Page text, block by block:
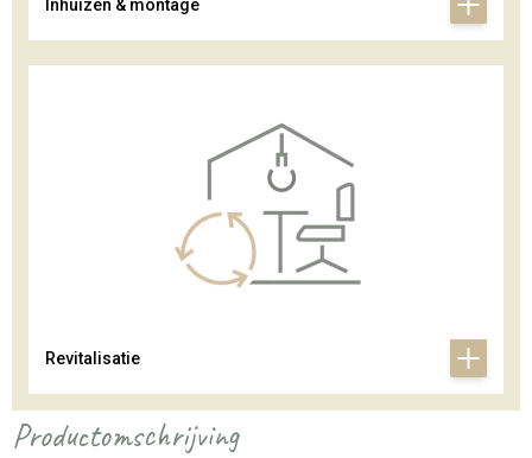
Inhuizen & montage
Revitalisatie
Productomschrijving